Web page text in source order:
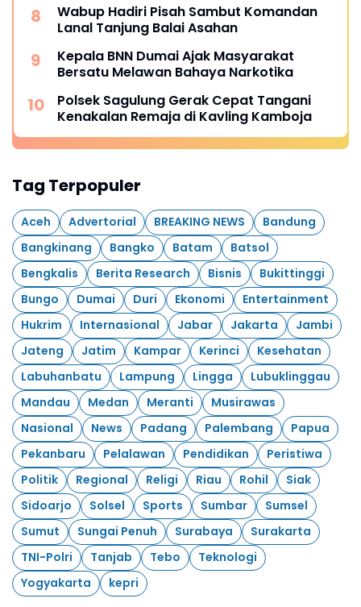
Wabup Hadiri Pisah Sambut Komandan
Lanal Tanjung Balai Asahan
Kepala BNN Dumai Ajak Masyarakat
Bersatu Melawan Bahaya Narkotika
Polsek Sagulung Gerak Cepat Tangani
Kenakalan Remaja di Kavling Kamboja
Tag Terpopuler
Aceh Advertorial BREAKING NEWS
Bandung
Bangkinang
Bangko Batam
Batsol
Bengkalis
Berita Research Bisnis
Bukittinggi
Bungo
Dumai Duri Ekonomi
Entertainment
Hukrim
Internasional Jabar Jakarta
Jambi
Jateng
Jatim Kampar Kerinci
Kesehatan
Labuhanbatu
Lampung Lingga
Lubuklinggau
Mandau
Medan Meranti
Musirawas
Nasional
News Padang Palembang
Papua
Pekanbaru
Pelalawan Pendidikan
Peristiwa
Politik
Regional Religi Riau Rohil
Siak
Sidoarjo
Solsel Sports Sumbar
Sumsel
Sumut
Sungai Penuh Surabaya
Surakarta
TNI-Polri
Tanjab Tebo
Teknologi
Yogyakarta
kepri